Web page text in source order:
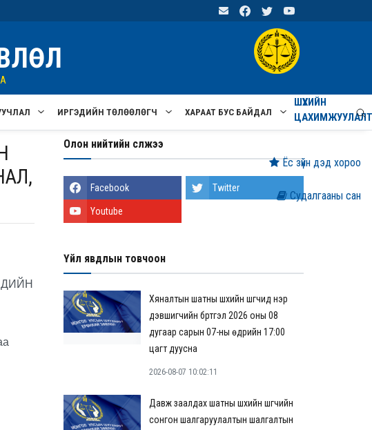
ИРГЭДИЙН ТӨЛӨӨЛӨГЧ ХАРААТ БУС БАЙДАЛ
ШҮҮХИЙН
Олон нийтийн сүлжээ
Facebook Twitter
Youtube
Үйл явдлын товчоон
Хяналтын шатны шүүхийн шүүгчид нэр
дэвшигчийн бүртгэл 2026 оны 08
дугаар сарын 07-ны өдрийн 17:00
цагт дуусна
2026-08-07 10:02:11
Давж заалдах шатны шүүхийн шүүгчийн
сонгон шалгаруулалтын шалгалтын
Судалгааны сан
Ёс зүйн дэд хороо